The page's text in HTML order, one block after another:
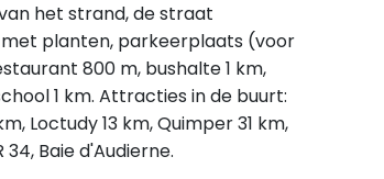
het strand, de straat
planten, parkeerplaats (voor
800 m, bushalte 1 km,
1 km. Attracties in de buurt:
Loctudy 13 km, Quimper 31 km,
Baie d'Audierne.